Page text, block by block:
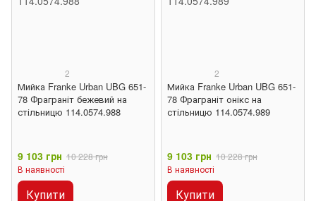
2
Мийка Franke Urban UBG 651-
78 Фраграніт бежевий на
стільницю 114.0574.988
9 103 грн 10 228 грн
В наявності
Купити
2
Мийка Franke Urban UBG 651-
78 Фраграніт онікс на
стільницю 114.0574.989
9 103 грн 10 228 грн
В наявності
Купити